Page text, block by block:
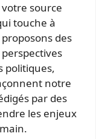
source
touche à
des
politiques,
notre
par des
les enjeux